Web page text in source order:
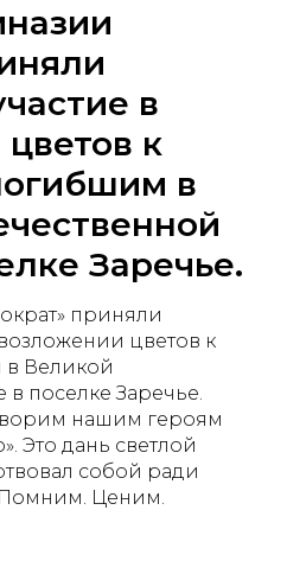
в
к
в
Заречье.
приняли
цветов к
Великой
поселке Заречье.
нашим героям
Это дань светлой
собой ради
Ценим.